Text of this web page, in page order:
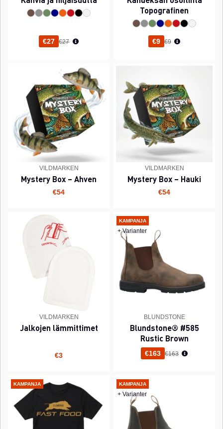
€27 Normaali hinta
€27
Topografinen
€9 Normaali hinta
€9
VILDMARKEN
Mystery Box – Ahven
€54
VILDMARKEN
Mystery Box – Hauki
€54
VILDMARKEN
Jalkojen lämmittimet
€3
KAMPANJA
+ Varianter
BLUNDSTONE
Blundstone® #585
Rustic Brown
€163 Normaali hinta
€163
KAMPANJA KAMPANJA
+ Varianter